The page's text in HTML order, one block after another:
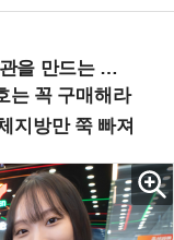
로.. (8/20 강남역)